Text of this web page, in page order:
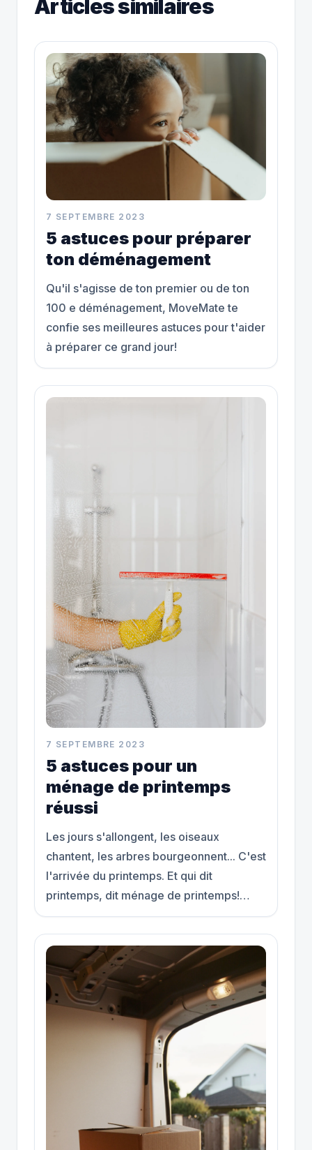
Articles similaires
7 SEPTEMBRE 2023
5 astuces pour préparer
ton déménagement
Qu'il s'agisse de ton premier ou de ton
100 e déménagement, MoveMate te
confie ses meilleures astuces pour t'aider
à préparer ce grand jour!
7 SEPTEMBRE 2023
5 astuces pour un
ménage de printemps
réussi
Les jours s'allongent, les oiseaux
chantent, les arbres bourgeonnent... C'est
l'arrivée du printemps. Et qui dit
printemps, dit ménage de printemps!
C'est le temps de repartir à zéro et de
s'offrir un nouveau départ. Voici alors
quelques conseils pour un ménage de
printemps rapide et efficace! Prévois-tu
même déménager lors de cette saison?
Laisse nos Mates t'offrir l'aide au
déménagement dont tu as besoin!